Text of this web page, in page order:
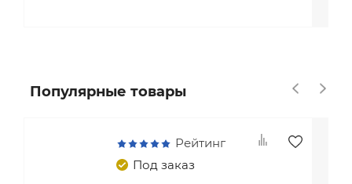
Популярные товары
Рейтинг
Под заказ